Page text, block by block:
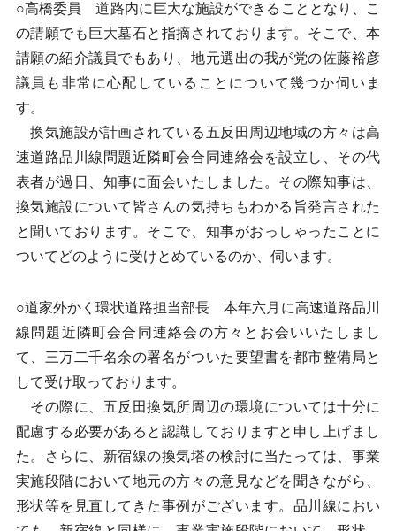
○高橋委員 道路内に巨大な施設ができることとなり、こ
の請願でも巨大墓石と指摘されております。そこで、本
請願の紹介議員でもあり、地元選出の我が党の佐藤裕彦
議員も非常に心配していることについて幾つか伺いま
す。
換気施設が計画されている五反田周辺地域の方々は高
速道路品川線問題近隣町会合同連絡会を設立し、その代
表者が過日、知事に面会いたしました。その際知事は、
換気施設について皆さんの気持ちもわかる旨発言された
と聞いております。そこで、知事がおっしゃったことに
ついてどのように受けとめているのか、伺います。
○道家外かく環状道路担当部長 本年六月に高速道路品川
線問題近隣町会合同連絡会の方々とお会いいたしまし
て、三万二千名余の署名がついた要望書を都市整備局と
して受け取っております。
その際に、五反田換気所周辺の環境については十分に
配慮する必要があると認識しておりますと申し上げまし
た。さらに、新宿線の換気塔の検討に当たっては、事業
実施段階において地元の方々の意見などを聞きながら、
形状等を見直してきた事例がございます。品川線におい